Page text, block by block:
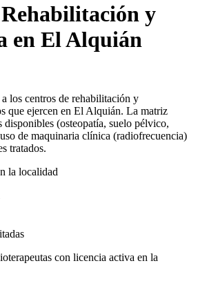
y
en El Alquián
los centros de rehabilitación y
que ejercen en El Alquián. La matriz
disponibles (osteopatía, suelo pélvico,
de maquinaria clínica (radiofrecuencia)
tratados.
la localidad
con licencia activa en la